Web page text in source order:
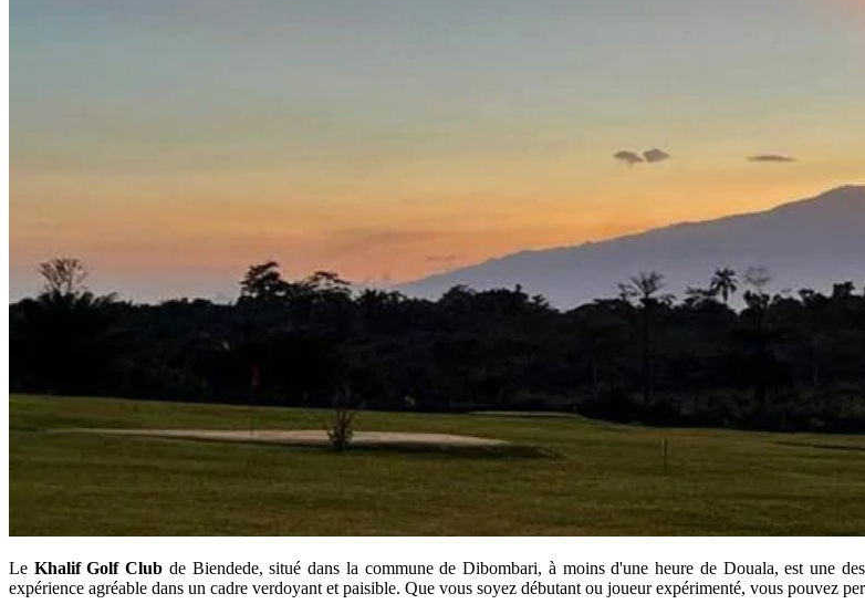
Le Khalif Golf Club de Biendede, situé dans la commune de Dibombari, à moins d'une heure de Douala, est une
expérience agréable dans un cadre verdoyant et paisible. Que vous soyez débutant ou joueur expérimenté, vous pouvez